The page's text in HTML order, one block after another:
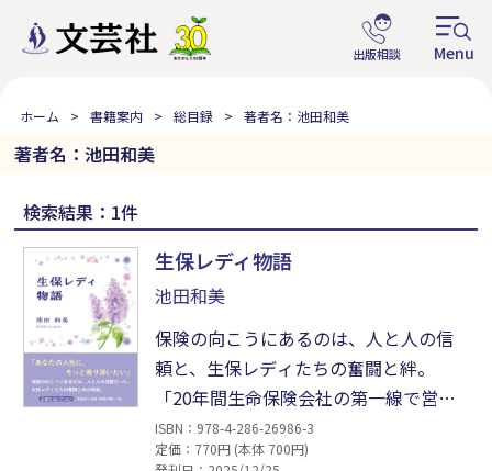
ホーム 書籍案内 総目録 著者名：池田和美
著者名：池田和美
検索結果：1件
生保レディ物語
池田和美
保険の向こうにあるのは、人と人の信
頼と、生保レディたちの奮闘と絆。
「20年間生命保険会社の第一線で営業
職員としてのお仕事を前向きに頑張っ
ていたのですが、2019年4月に喉による
ISBN：978-4-286-26986-3
定価：770円 (本体 700円)